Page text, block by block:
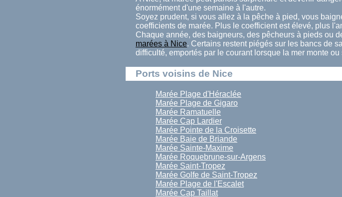
énormément d'une semaine à l'autre.
Soyez prudent, si vous allez à la pêche à pied, vous
coefficients de marée. Plus le coefficient est élevé, plus
Chaque année, des baigneurs, des pêcheurs à pieds ou
marées à Nice. Certains restent piégés sur les bancs de
difficulté, emportés par le courant lorsque la mer monte
Ports voisins de Nice
Marée Plage d'Héraclée
Marée Plage de Gigaro
Marée Ramatuelle
Marée Cap Lardier
Marée Pointe de la Croisette
Marée Baie de Briande
Marée Sainte-Maxime
Marée Roquebrune-sur-Argens
Marée Saint-Tropez
Marée Golfe de Saint-Tropez
Marée Plage de l'Escalet
Marée Cap Taillat